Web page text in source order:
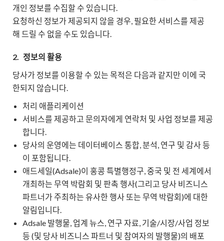
개인 정보를 수집할 수 있습니다.
요청하신 정보가 제공되지 않을 경우, 필요한 서비스를 제공
해 드릴 수 없을 수도 있습니다.
2. 정보의 활용
당사가 정보를 이용할 수 있는 목적은 다음과 같지만 이에 국
한되지 않습니다.
처리 애플리케이션
서비스를 제공하고 문의자에게 연락처 및 사업 정보를 제공
합니다.
당사의 운영에는 데이터베이스 통합, 분석, 연구 및 감사 등
이 포함됩니다.
애드세일(Adsale)이 홍콩 특별행정구, 중국 및 전 세계에서
개최하는 무역 박람회 및 판촉 행사(그리고 당사 비즈니스
파트너가 주최하는 유사한 행사 또는 무역 박람회)에 대한
알림입니다.
Adsale 발행물, 업계 뉴스, 연구 자료, 기술/시장/사업 정보
등 (및 당사 비즈니스 파트너 및 참여자의 발행물)의 배포